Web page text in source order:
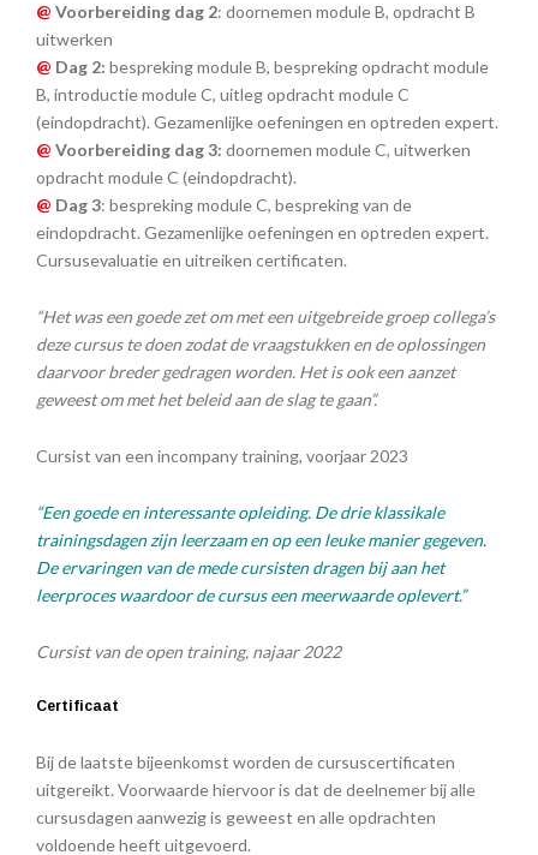
@ Voorbereiding dag 2: doornemen module B, opdracht B
uitwerken
@ Dag 2: bespreking module B, bespreking opdracht module
B, introductie module C, uitleg opdracht module C
(eindopdracht). Gezamenlijke oefeningen en optreden expert.
@ Voorbereiding dag 3: doornemen module C, uitwerken
opdracht module C (eindopdracht).
@ Dag 3: bespreking module C, bespreking van de
eindopdracht. Gezamenlijke oefeningen en optreden expert.
Cursusevaluatie en uitreiken certificaten.
“Het was een goede zet om met een uitgebreide groep collega’s
deze cursus te doen zodat de vraagstukken en de oplossingen
daarvoor breder gedragen worden. Het is ook een aanzet
geweest om met het beleid aan de slag te gaan”.
Cursist van een incompany training, voorjaar 2023
“Een goede en interessante opleiding. De drie klassikale
trainingsdagen zijn leerzaam en op een leuke manier gegeven.
De ervaringen van de mede cursisten dragen bij aan het
leerproces waardoor de cursus een meerwaarde oplevert.”
Cursist van de open training, najaar 2022
Certificaat
Bij de laatste bijeenkomst worden de cursuscertificaten
uitgereikt. Voorwaarde hiervoor is dat de deelnemer bij alle
cursusdagen aanwezig is geweest en alle opdrachten
voldoende heeft uitgevoerd.